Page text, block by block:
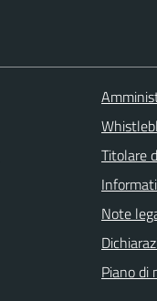
Titolare
Note
Piano di